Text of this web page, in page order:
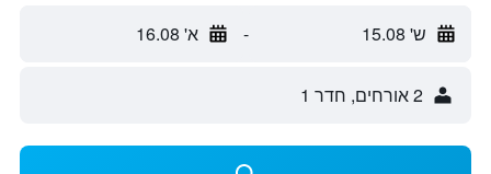
ש' 15.08 - א' 16.08
2 אורחים, חדר 1